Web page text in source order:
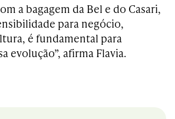
a bagagem da Bel e do Casari,
para negócio,
é fundamental para
evolução”, afirma Flavia.